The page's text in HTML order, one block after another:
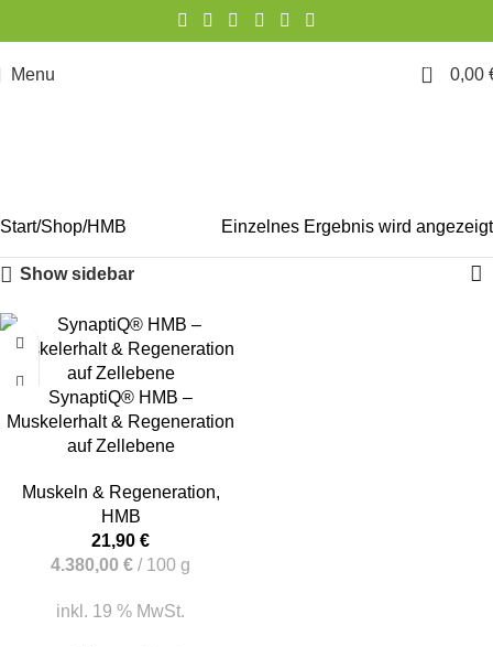
Menu 0 0,00
Start Shop HMB Einzelnes Ergebnis wird angezeigt
Show sidebar
SynaptiQ® HMB –
Muskelerhalt & Regeneration
auf Zellebene
Muskeln & Regeneration,
HMB
21,90 €
4.380,00 € / 100 g
inkl. 19 % MwSt.